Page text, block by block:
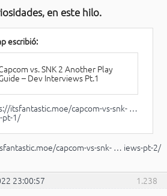
en este hilo.
escribió:
vs. SNK 2 Another Play
– Dev Interviews Pt.1
itsfantastic.moe/capcom-vs-snk- …
pt-1/
capcom-vs-snk- … iews-pt-2/
1.238
23:00:57